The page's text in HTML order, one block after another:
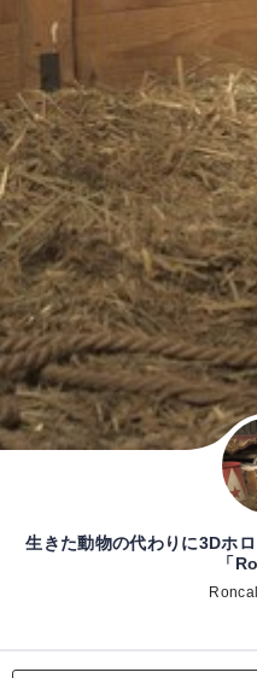
生きた動物の代わりに3Dホ
「